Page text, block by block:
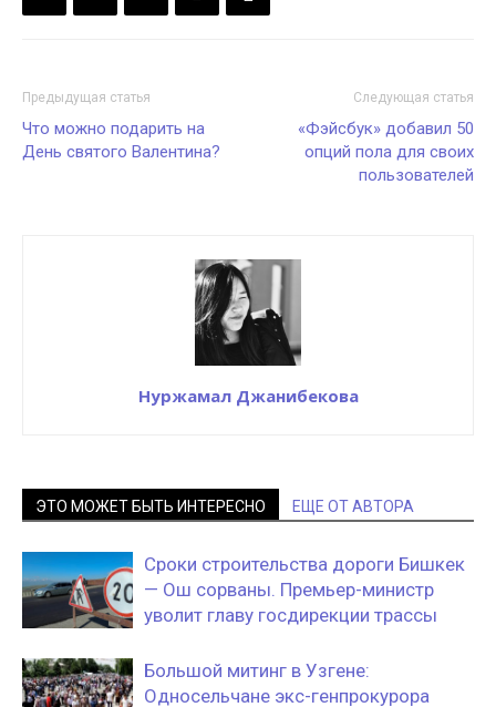
Предыдущая статья
Что можно подарить на
День святого Валентина?
Следующая статья
«Фэйсбук» добавил 50
опций пола для своих
пользователей
Нуржамал Джанибекова
ЭТО МОЖЕТ БЫТЬ ИНТЕРЕСНО ЕЩЕ ОТ АВТОРА
Сроки строительства дороги Бишкек
— Ош сорваны. Премьер-министр
уволит главу госдирекции трассы
Большой митинг в Узгене:
Односельчане экс-генпрокурора